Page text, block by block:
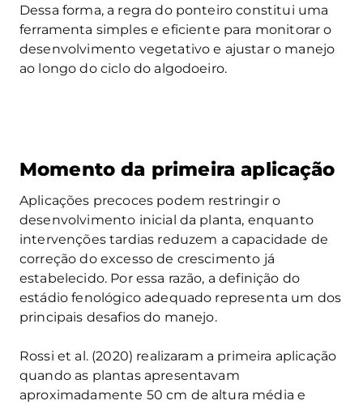
Dessa forma, a regra do ponteiro constitui uma
ferramenta simples e eficiente para monitorar o
desenvolvimento vegetativo e ajustar o manejo
ao longo do ciclo do algodoeiro.
Momento da primeira aplicação
Aplicações precoces podem restringir o
desenvolvimento inicial da planta, enquanto
intervenções tardias reduzem a capacidade de
correção do excesso de crescimento já
estabelecido. Por essa razão, a definição do
estádio fenológico adequado representa um dos
principais desafios do manejo.
Rossi et al. (2020) realizaram a primeira aplicação
quando as plantas apresentavam
aproximadamente 50 cm de altura média e